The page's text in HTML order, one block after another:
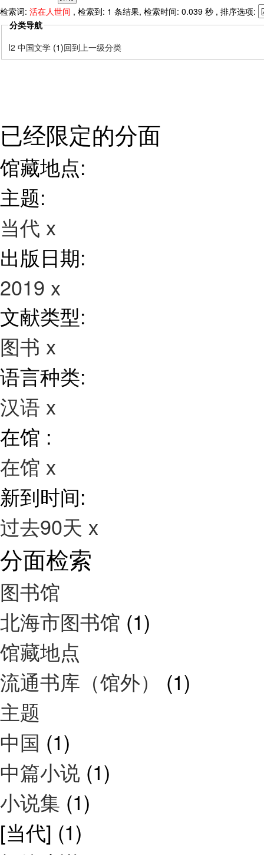
检索词: 活在人世间 , 检索到: 1 条结果, 检索时间: 0.039 秒 , 排序选项:
分类导航
I2 中国文学 (1)回到上一级分类
已经限定的分面
馆藏地点:
主题:
当代 x
出版日期:
2019 x
文献类型:
图书 x
语言种类:
汉语 x
在馆 :
在馆 x
新到时间:
过去90天 x
分面检索
图书馆
北海市图书馆 (1)
馆藏地点
流通书库（馆外） (1)
主题
中国 (1)
中篇小说 (1)
小说集 (1)
[当代] (1)